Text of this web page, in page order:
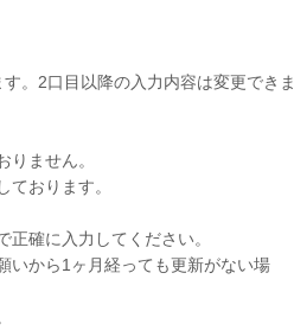
。2口目以降の入力内容は変更できま
ません。
おります。
確に入力してください。
いから1ヶ月経っても更新がない場